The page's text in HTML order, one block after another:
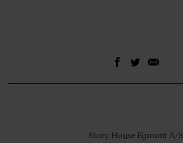
Story House Egmont A/S